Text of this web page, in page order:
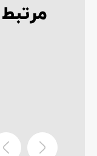
مرتبط
کارتن عمده